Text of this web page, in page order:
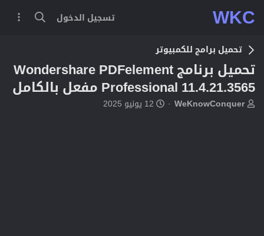
WKC تسجيل الدخول
تحميل برامج للكمبيوتر
تحميل برنامج Wondershare PDFelement
Professional 11.4.21.3565 مفعل بالكامل
بWeKnowConquer
ت12 يونيو 2025